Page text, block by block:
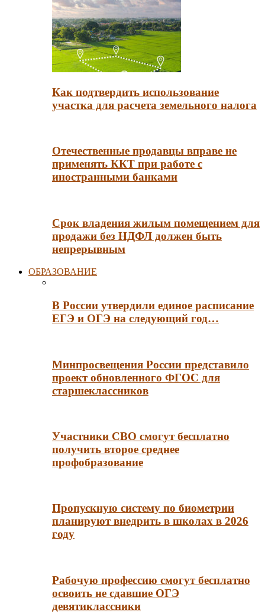
Как подтвердить использование
участка для расчета земельного налога
Отечественные продавцы вправе не
применять ККТ при работе с
иностранными банками
Срок владения жилым помещением для
продажи без НДФЛ должен быть
непрерывным
ОБРАЗОВАНИЕ
В России утвердили единое расписание
ЕГЭ и ОГЭ на следующий год…
Минпросвещения России представило
проект обновленного ФГОС для
старшеклассников
Участники СВО смогут бесплатно
получить второе среднее
профобразование
Пропускную систему по биометрии
планируют внедрить в школах в 2026
году
Рабочую профессию смогут бесплатно
освоить не сдавшие ОГЭ
девятиклассники